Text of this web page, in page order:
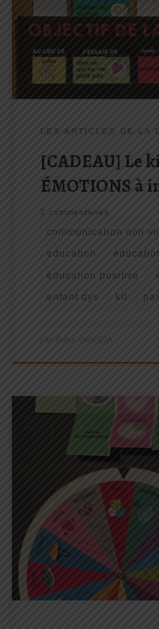
atelier de Discipline
auquel […]
LES ARTICLES DE LA
[CADEAU] Le
ÉMOTIONS à
2 commentaires
communication non
education
éducation positive
enfant dys kit
Edna GUCCIA
Le petit décodeur illustré de
ouvrage d’une collection
Kleindienst ont co-écrit. Il est
atelier de Discipline
auquel […]